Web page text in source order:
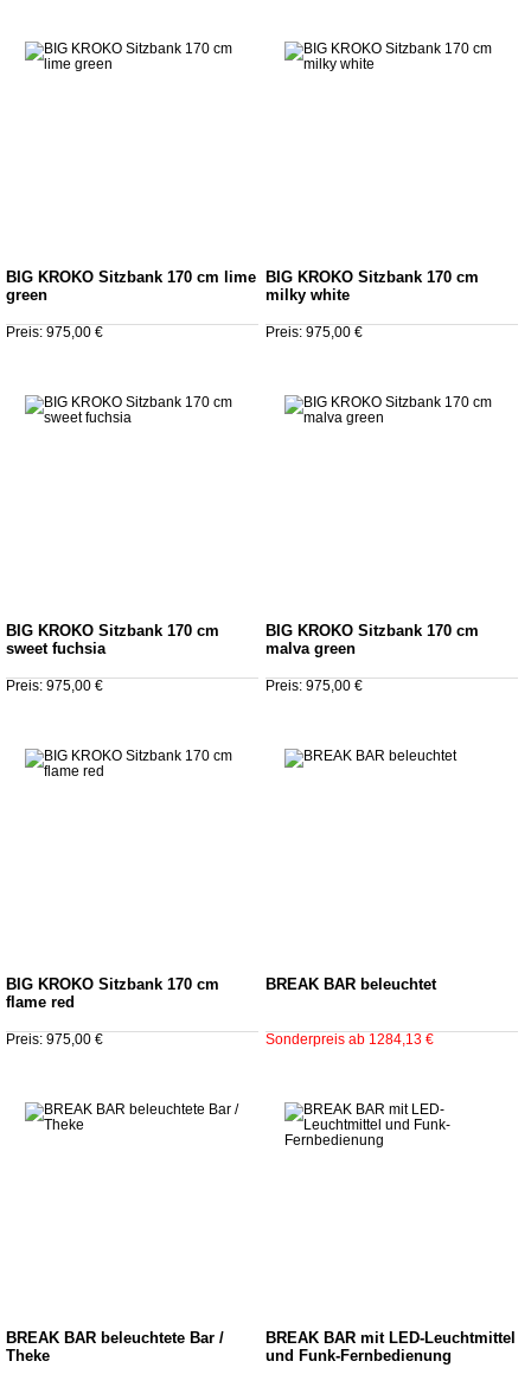
BIG KROKO Sitzbank 170 cm lime
green
Preis: 975,00 €
BIG KROKO Sitzbank 170 cm
milky white
Preis: 975,00 €
BIG KROKO Sitzbank 170 cm
sweet fuchsia
Preis: 975,00 €
BIG KROKO Sitzbank 170 cm
malva green
Preis: 975,00 €
BIG KROKO Sitzbank 170 cm
flame red
Preis: 975,00 €
BREAK BAR beleuchtet
Sonderpreis ab 1284,13 €
BREAK BAR beleuchtete Bar /
Theke
BREAK BAR mit LED-Leuchtmittel
und Funk-Fernbedienung